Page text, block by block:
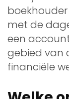
met de
een
gebied van
financiële